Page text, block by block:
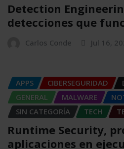
Detection
detecciones que
Carlos Conde Jul 16,
APPS CIBERSEGURIDAD
GENERAL
MALWARE
SIN CATEGORÍA
TECH
Runtime Security,
aplicaciones en